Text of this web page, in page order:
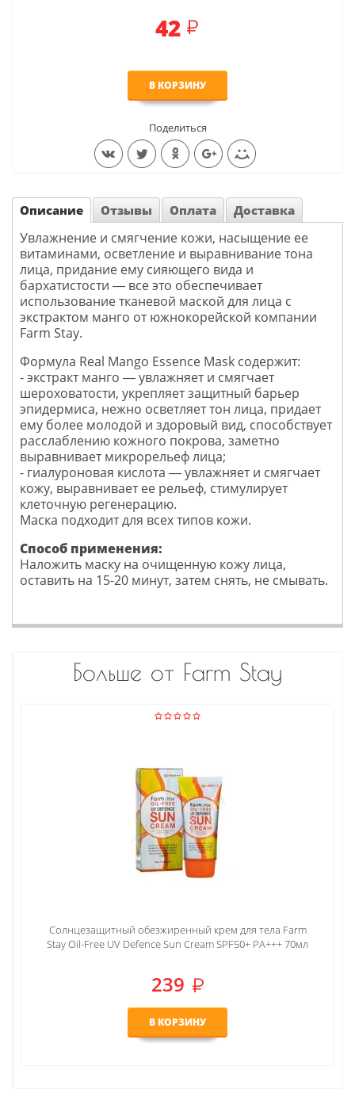
42
В КОРЗИНУ
Поделиться
Описание Отзывы Оплата Доставка
Увлажнение и смягчение кожи, насыщение ее
витаминами, осветление и выравнивание тона
лица, придание ему сияющего вида и
бархатистости ― все это обеспечивает
использование тканевой маской для лица с
экстрактом манго от южнокорейской компании
Farm Stay.
Формула Real Mango Essence Mask содержит:
- экстракт манго ― увлажняет и смягчает
шероховатости, укрепляет защитный барьер
эпидермиса, нежно осветляет тон лица, придает
ему более молодой и здоровый вид, способствует
расслаблению кожного покрова, заметно
выравнивает микрорельеф лица;
- гиалуроновая кислота ― увлажняет и смягчает
кожу, выравнивает ее рельеф, стимулирует
клеточную регенерацию.
Маска подходит для всех типов кожи.
Способ применения:
Наложить маску на очищенную кожу лица,
оставить на 15-20 минут, затем снять, не смывать.
Больше от Farm Stay
Солнцезащитный крем для лица Farm Stay Sun Care DR-
V8 Vita Cream SPF50+ PA+++ 70g
208
В КОРЗИНУ